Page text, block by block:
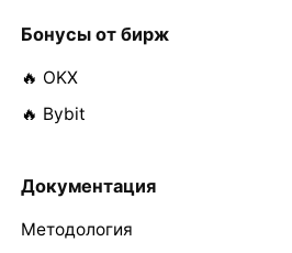
Бонусы от бирж
🔥 OKX
🔥 Bybit
Документация
Методология